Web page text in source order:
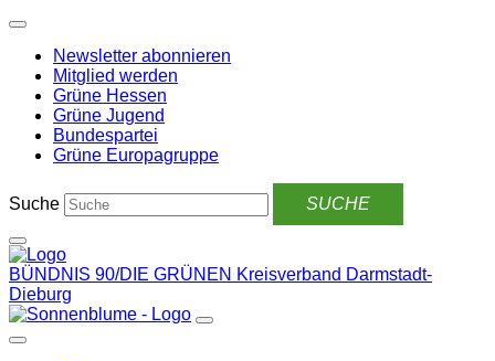
Weiter
Inhalt
Newsletter abonnieren
Mitglied werden
Grüne Hessen
Grüne Jugend
Bundespartei
Grüne Europagruppe
Suche
BÜNDNIS 90/DIE GRÜNEN Kreisverband Darmstadt-
Dieburg